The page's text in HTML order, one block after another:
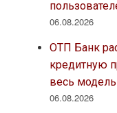
06.08.2026
ОТП Банк
кредитную
весь
06.08.2026